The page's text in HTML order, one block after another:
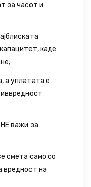
за часот и
каде
а уплатата е
важи за
смета само со
вредност на